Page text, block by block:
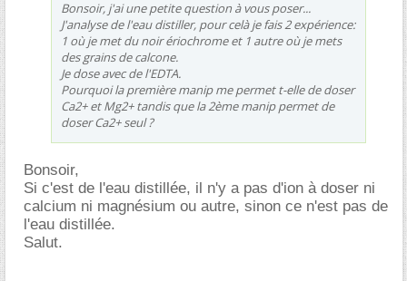
Bonsoir, j'ai une petite question à vous poser...
J'analyse de l'eau distiller, pour celà je fais 2 expérience:
1 où je met du noir ériochrome et 1 autre où je mets
des grains de calcone.
Je dose avec de l'EDTA.
Pourquoi la première manip me permet t-elle de doser
Ca2+ et Mg2+ tandis que la 2ème manip permet de
doser Ca2+ seul ?
Bonsoir,
Si c'est de l'eau distillée, il n'y a pas d'ion à doser ni
calcium ni magnésium ou autre, sinon ce n'est pas de
l'eau distillée.
Salut.